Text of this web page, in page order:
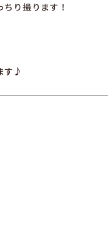
り撮ります！
す♪